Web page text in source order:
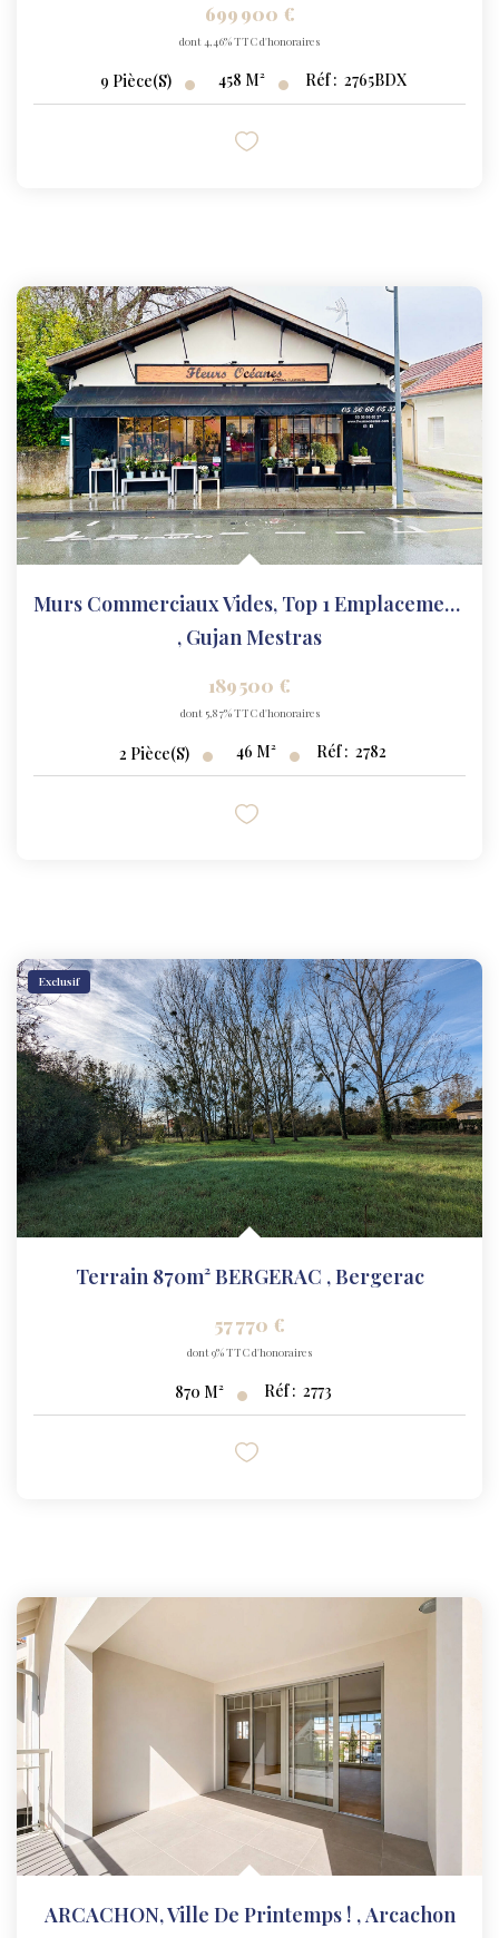
699 900 €
dont 4,46% TTC d'honoraires
9 Pièce(s) 458 M² Réf : 2765BDX
Murs Commerciaux Vides, Top 1 Emplacement !
, Gujan Mestras
189 500 €
dont 5,87% TTC d'honoraires
2 Pièce(s) 46 M² Réf : 2782
Exclusif
Terrain 870m² BERGERAC ,Bergerac
57 770 €
dont 9% TTC d'honoraires
870 M² Réf : 2773
ARCACHON, Ville De Printemps ! ,Arcachon